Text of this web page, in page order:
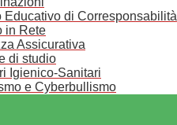
Educativo di Corresponsabilità
in Rete
Assicurativa
di studio
Igienico-Sanitari
e Cyberbullismo